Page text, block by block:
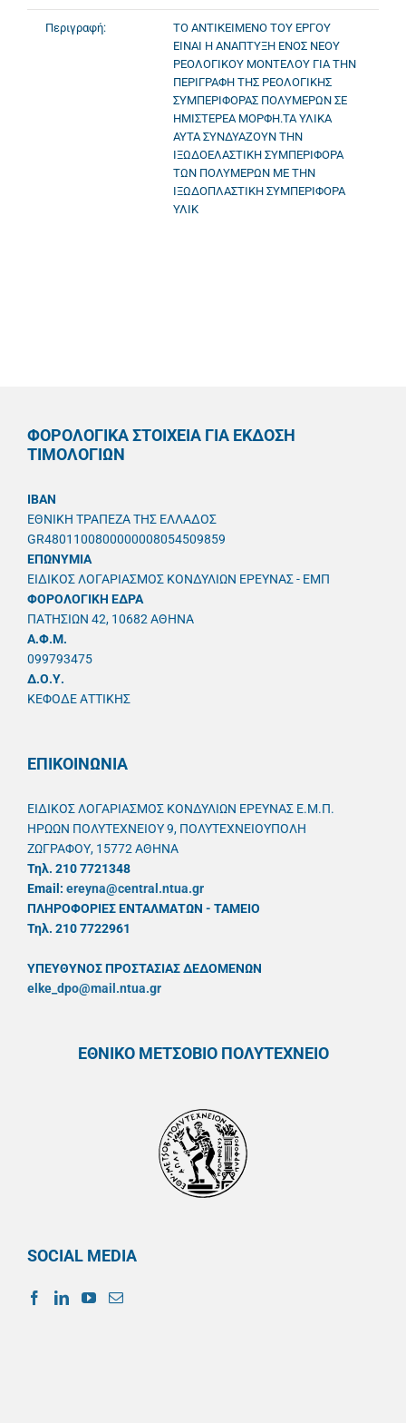
Περιγραφή:
ΤΟ ΑΝΤΙΚΕΙΜΕΝΟ ΤΟΥ ΕΡΓΟΥ
ΕΙΝΑΙ Η ΑΝΑΠΤΥΞΗ ΕΝΟΣ ΝΕΟΥ
ΡΕΟΛΟΓΙΚΟΥ ΜΟΝΤΕΛΟΥ ΓΙΑ ΤΗΝ
ΠΕΡΙΓΡΑΦΗ ΤΗΣ ΡΕΟΛΟΓΙΚΗΣ
ΣΥΜΠΕΡΙΦΟΡΑΣ ΠΟΛΥΜΕΡΩΝ ΣΕ
ΗΜΙΣΤΕΡΕΑ ΜΟΡΦΗ.ΤΑ ΥΛΙΚΑ
ΑΥΤΑ ΣΥΝΔΥΑΖΟΥΝ ΤΗΝ
ΙΞΩΔΟΕΛΑΣΤΙΚΗ ΣΥΜΠΕΡΙΦΟΡΑ
ΤΩΝ ΠΟΛΥΜΕΡΩΝ ΜΕ ΤΗΝ
ΙΞΩΔΟΠΛΑΣΤΙΚΗ ΣΥΜΠΕΡΙΦΟΡΑ
ΥΛΙΚ
ΦΟΡΟΛΟΓΙΚΑ ΣΤΟΙΧΕΙΑ ΓΙΑ ΕΚΔΟΣΗ
ΤΙΜΟΛΟΓΙΩΝ
IBAN
ΕΘΝΙΚΗ ΤΡΑΠΕΖΑ ΤΗΣ ΕΛΛΑΔΟΣ
GR4801100800000008054509859
ΕΠΩΝΥΜΙΑ
ΕΙΔΙΚΟΣ ΛΟΓΑΡΙΑΣΜΟΣ ΚΟΝΔΥΛΙΩΝ ΕΡΕΥΝΑΣ - ΕΜΠ
ΦΟΡΟΛΟΓΙΚΗ ΕΔΡΑ
ΠΑΤΗΣΙΩΝ 42, 10682 ΑΘΗΝΑ
A.Φ.Μ.
099793475
Δ.Ο.Υ.
ΚΕΦΟΔΕ ΑΤΤΙΚΗΣ
ΕΠΙΚΟΙΝΩΝΙΑ
ΕΙΔΙΚΟΣ ΛΟΓΑΡΙΑΣΜΟΣ ΚΟΝΔΥΛΙΩΝ ΕΡΕΥΝΑΣ Ε.Μ.Π.
ΗΡΩΩΝ ΠΟΛΥΤΕΧΝΕΙΟΥ 9, ΠΟΛΥΤΕΧΝΕΙΟΥΠΟΛΗ
ΖΩΓΡΑΦΟΥ, 15772 ΑΘΗΝΑ
Τηλ. 210 7721348
Email: ereyna@central.ntua.gr
ΠΛΗΡΟΦΟΡΙΕΣ ΕΝΤΑΛΜΑΤΩΝ - ΤΑΜΕΙΟ
Τηλ. 210 7722961
ΥΠΕΥΘYΝΟΣ ΠΡΟΣΤΑΣΙΑΣ ΔΕΔΟΜΕΝΩΝ
elke_dpo@mail.ntua.gr
ΕΘΝΙΚΟ ΜΕΤΣΟΒΙΟ ΠΟΛΥΤΕΧΝΕΙΟ
SOCIAL MEDIA